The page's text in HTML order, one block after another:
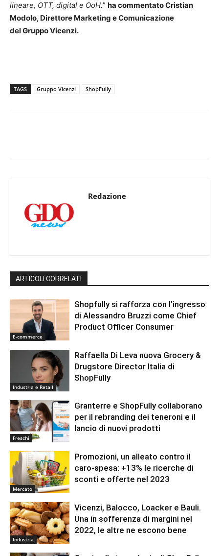
lineare, OTT, digital e OoH.” ha commentatoCristian
Modolo, Direttore Marketing e Comunicazione
del Gruppo Vicenzi.
TAGS Gruppo Vicenzi ShopFully
Redazione
ARTICOLI CORRELATI
E-commerce
Shopfully si rafforza con l’ingresso
di Alessandro Bruzzi come Chief
Product Officer Consumer
Industria e Retail
Raffaella Di Leva nuova Grocery &
Drugstore Director Italia di
ShopFully
Freschi
Granterre e ShopFully collaborano
per il rebranding dei teneroni e il
lancio di nuovi prodotti
Mercato
Promozioni, un alleato contro il
caro-spesa: +13% le ricerche di
sconti e offerte nel 2023
Industria
Vicenzi, Balocco, Loacker e Bauli.
Una in sofferenza di margini nel
2022, le altre ne escono bene